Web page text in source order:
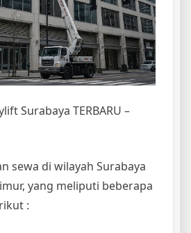
Surabaya TERBARU –
sewa di wilayah Surabaya
yang meliputi beberapa
: